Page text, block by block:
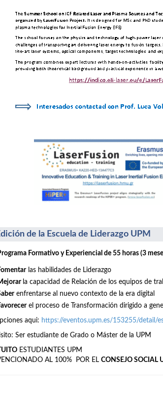
de la Escuela de Liderazgo UPM
Formativo y Experiencial de 55 horas (3
las habilidades de Liderazgo
la capacidad de Relación de los equipos de
enfrentarse al nuevo contexto de la era digital
el proceso de Transformación dirigido a
aqui: https://eventos.upm.es/153255/detail/
Ser estudiante de Grado o Máster de la UPM
ESTUDIANTES UPM
AL 100% POR EL CONSEJO SOCIAL